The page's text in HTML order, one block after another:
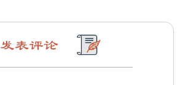
发表评论